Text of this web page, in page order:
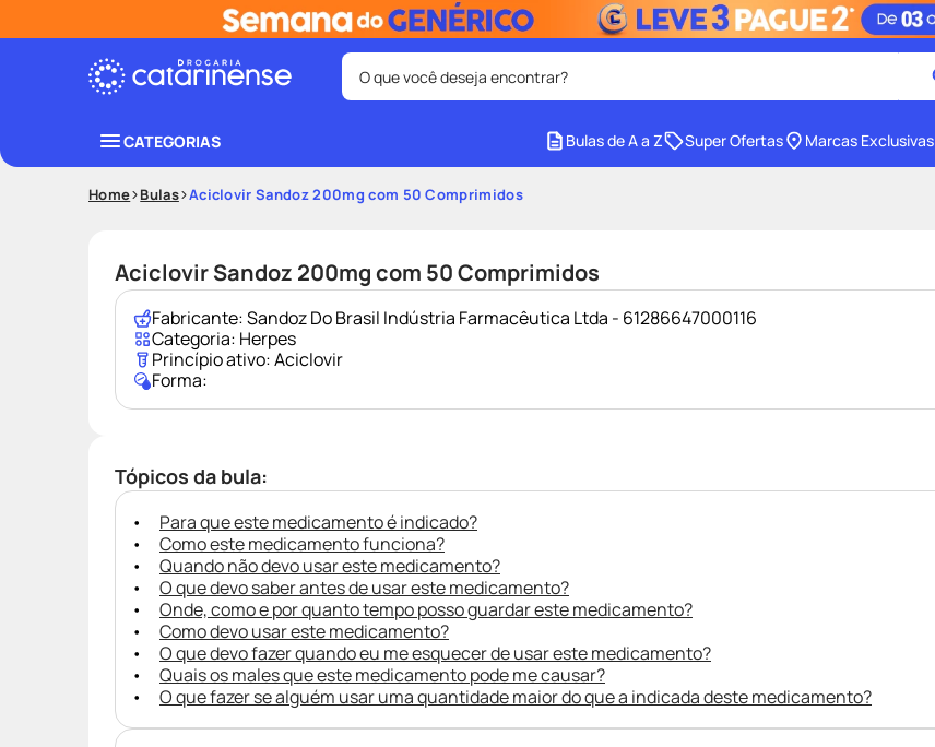
O que você deseja encontrar?
3 º fralda
7º mounjaro 8º ozivy
CATEGORIAS Bulas de A a Z Super Ofertas Marcas Exclusivas
Home Bulas Aciclovir Sandoz 200mg com 50 Comprimidos
Aciclovir Sandoz 200mg com 50 Comprimidos
Fabricante:Sandoz Do Brasil Indústria Farmacêutica Ltda - 61286647000116
Categoria: Herpes
Princípio ativo:Aciclovir
Forma:
Tópicos da bula:
Para que este medicamento é indicado?
Como este medicamento funciona?
Quando não devo usar este medicamento?
O que devo saber antes de usar este medicamento?
Onde, como e por quanto tempo posso guardar este medicamento?
Como devo usar este medicamento?
O que devo fazer quando eu me esquecer de usar este medicamento?
Quais os males que este medicamento pode me causar?
O que fazer se alguém usar uma quantidade maior do que a indicada deste medicamento?